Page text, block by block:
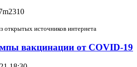
открытых источников интернета
вакцинации от COVID-19